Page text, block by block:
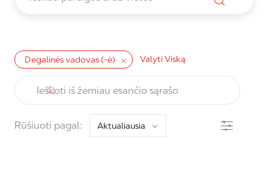
Degalinės vadovas (-ė) Valyti Viską
the results are updated
Ieškoti iš žemiau esančio sąrašo
Rūšiuoti pagal: filtras